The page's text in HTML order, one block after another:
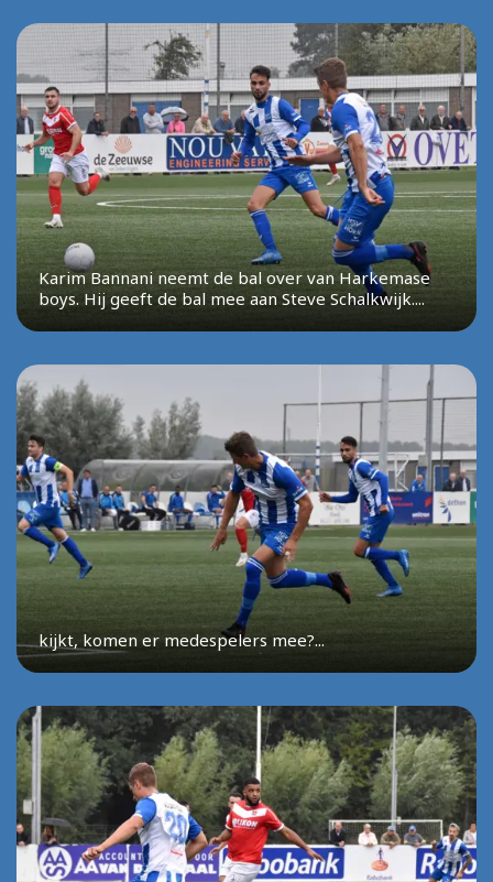
Karim Bannani neemt de bal over van Harkemase
boys. Hij geeft de bal mee aan Steve Schalkwijk....
kijkt, komen er medespelers mee?...